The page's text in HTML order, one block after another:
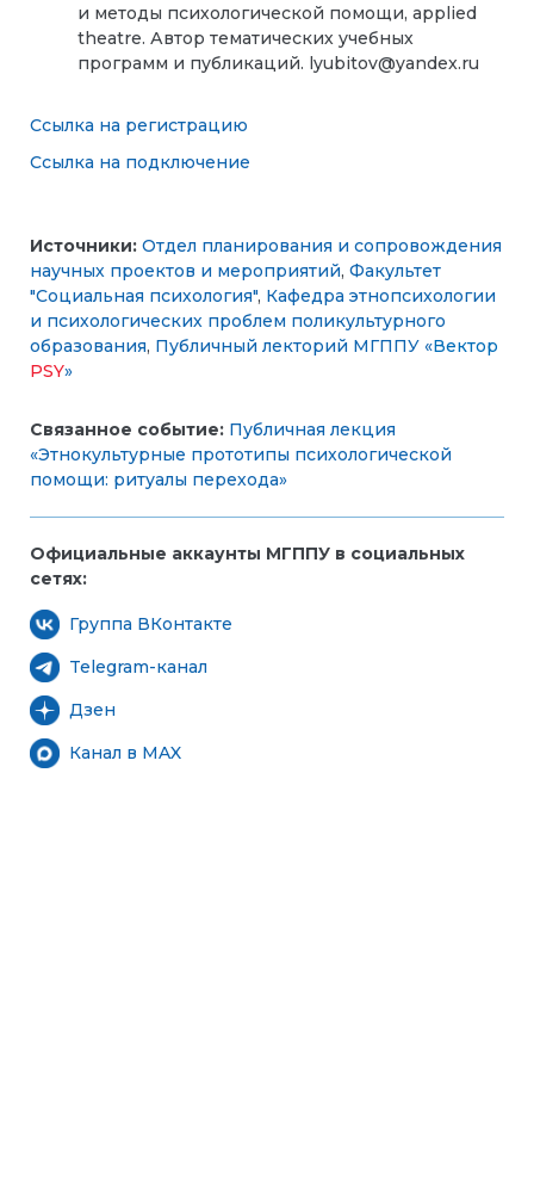
и методы психологической помощи, applied
theatre. Автор тематических учебных
программ и публикаций. lyubitov@yandex.ru
Ссылка на регистрацию
Ссылка на подключение
Источники: Отдел планирования и сопровождения
научных проектов и мероприятий, Факультет
"Социальная психология", Кафедра этнопсихологии
и психологических проблем поликультурного
образования, Публичный лекторий МГППУ «Вектор
PSY»
Связанное событие: Публичная лекция
«Этнокультурные прототипы психологической
помощи: ритуалы перехода»
Официальные аккаунты МГППУ в социальных
сетях:
Группа ВКонтакте
Telegram-канал
Дзен
Канал в MAX